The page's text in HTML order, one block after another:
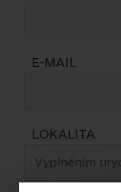
E-MAIL
LOKALITA